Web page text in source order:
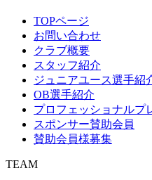
TOPページ
お問い合わせ
クラブ概要
スタッフ紹介
ジュニアユース選手紹
OB選手紹介
プロフェッショナルプ
スポンサー賛助会員
賛助会員様募集
TEAM